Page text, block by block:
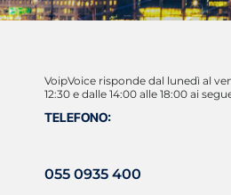
VoipVoice risponde dal lunedì al
12:30 e dalle 14:00 alle 18:00 ai
TELEFONO:
055 0935 400